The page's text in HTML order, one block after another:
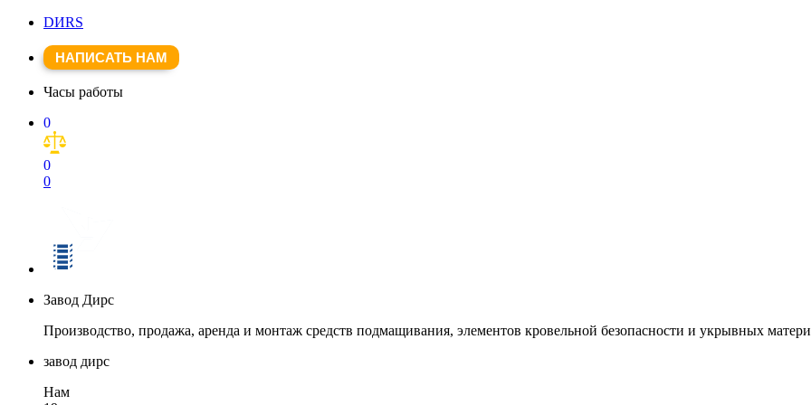
DИRS
НАПИСАТЬ НАМ
Часы работы
0
0
0
Завод Дирс
Производство, продажа, аренда и монтаж средств подмащивания, элементов кровельной безопасности и укрывных
завод дирс
Нам